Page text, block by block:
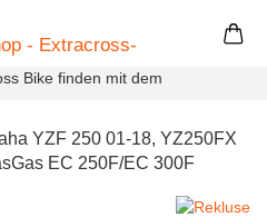
+
YZF 250 01-18, YZ250FX
EC 250F/EC 300F